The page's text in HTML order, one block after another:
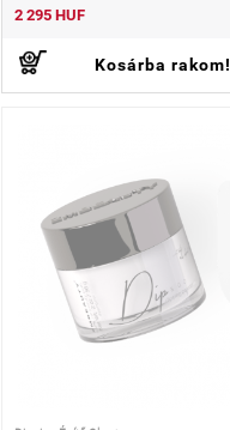
2 295 HUF
Kosárba rakom!